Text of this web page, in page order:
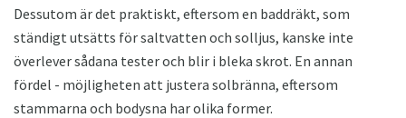
Dessutom är det praktiskt, eftersom en baddräkt, som
ständigt utsätts för saltvatten och solljus, kanske inte
överlever sådana tester och blir i bleka skrot. En annan
fördel - möjligheten att justera solbränna, eftersom
stammarna och bodysna har olika former.